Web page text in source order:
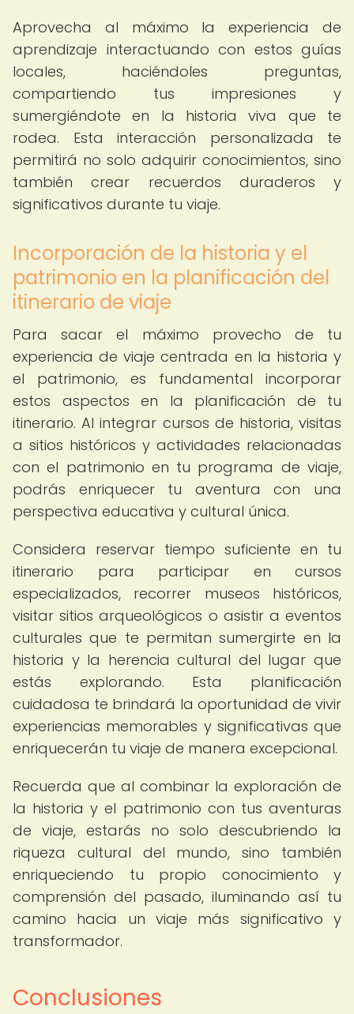
Aprovecha al máximo la experiencia de
aprendizaje interactuando con estos guías
locales, haciéndoles preguntas,
compartiendo tus impresiones y
sumergiéndote en la historia viva que te
rodea. Esta interacción personalizada te
permitirá no solo adquirir conocimientos, sino
también crear recuerdos duraderos y
significativos durante tu viaje.
Incorporación de la historia y el
patrimonio en la planificación del
itinerario de viaje
Para sacar el máximo provecho de tu
experiencia de viaje centrada en la historia y
el patrimonio, es fundamental incorporar
estos aspectos en la planificación de tu
itinerario. Al integrar cursos de historia, visitas
a sitios históricos y actividades relacionadas
con el patrimonio en tu programa de viaje,
podrás enriquecer tu aventura con una
perspectiva educativa y cultural única.
Considera reservar tiempo suficiente en tu
itinerario para participar en cursos
especializados, recorrer museos históricos,
visitar sitios arqueológicos o asistir a eventos
culturales que te permitan sumergirte en la
historia y la herencia cultural del lugar que
estás explorando. Esta planificación
cuidadosa te brindará la oportunidad de vivir
experiencias memorables y significativas que
enriquecerán tu viaje de manera excepcional.
Recuerda que al combinar la exploración de
la historia y el patrimonio con tus aventuras
de viaje, estarás no solo descubriendo la
riqueza cultural del mundo, sino también
enriqueciendo tu propio conocimiento y
comprensión del pasado, iluminando así tu
camino hacia un viaje más significativo y
transformador.
Conclusiones